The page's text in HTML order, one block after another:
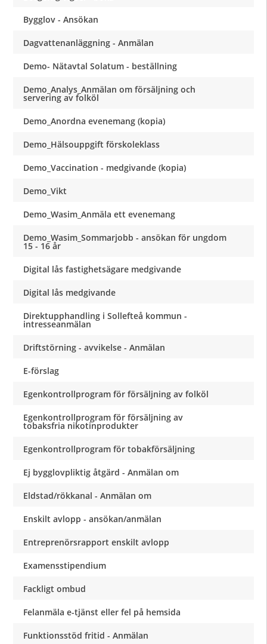
Bygglov - Ansökan
Dagvattenanläggning - Anmälan
Demo- Nätavtal Solatum - beställning
Demo_Analys_Anmälan om försäljning och
servering av folköl
Demo_Anordna evenemang (kopia)
Demo_Hälsouppgift förskoleklass
Demo_Vaccination - medgivande (kopia)
Demo_Vikt
Demo_Wasim_Anmäla ett evenemang
Demo_Wasim_Sommarjobb - ansökan för ungdom
15 - 16 år
Digital lås fastighetsägare medgivande
Digital lås medgivande
Direktupphandling i Sollefteå kommun -
intresseanmälan
Driftstörning - avvikelse - Anmälan
E-förslag
Egenkontrollprogram för försäljning av folköl
Egenkontrollprogram för försäljning av
tobaksfria nikotinprodukter
Egenkontrollprogram för tobakförsäljning
Ej bygglovpliktig åtgärd - Anmälan om
Eldstad/rökkanal - Anmälan om
Enskilt avlopp - ansökan/anmälan
Entreprenörsrapport enskilt avlopp
Examensstipendium
Fackligt ombud
Felanmäla e-tjänst eller fel på hemsida
Funktionsstöd fritid - Anmälan